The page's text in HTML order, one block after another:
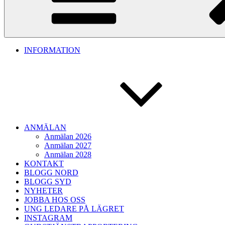
INFORMATION
ANMÄLAN
Anmälan 2026
Anmälan 2027
Anmälan 2028
KONTAKT
BLOGG NORD
BLOGG SYD
NYHETER
JOBBA HOS OSS
UNG LEDARE PÅ LÄGRET
INSTAGRAM